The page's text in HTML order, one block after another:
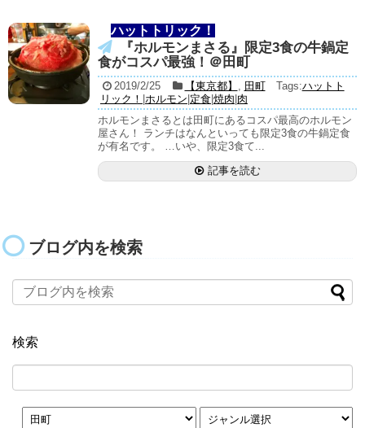
ハットトリック！
『ホルモンまさる』限定3食の牛鍋定
食がコスパ最強！＠田町
2019/2/25 【東京都】 田町 Tags:ハットト
リック！ ホルモン 定食 焼肉 肉
ホルモンまさるとは田町にあるコスパ最高のホルモン
屋さん！ ランチはなんといっても限定3食の牛鍋定食
が有名です。 …いや、限定3食て...
記事を読む
ブログ内を検索
検索